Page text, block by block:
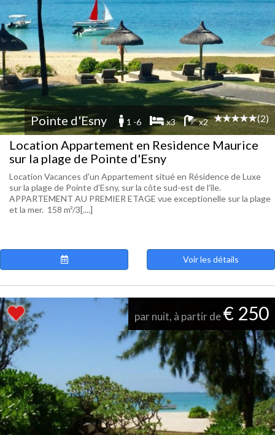
Pointe d'Esny 1 -6 x3 x2 (2)
Location Appartement en Residence Maurice
sur la plage de Pointe d'Esny
Location Vacances d'un Appartement situé en Résidence de Luxe
sur la plage de Pointe d’Esny, sur la côte sud-est de l’île.
APPARTEMENT AU PREMIER ETAGE vue exceptionelle sur la plage
et la mer. 158 m²/3[....]
Voir les détails
par nuit, à partir de€ 250